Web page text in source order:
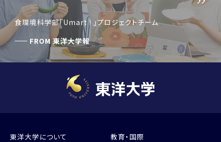
タートしました。
食環境科学部「Umart ! 」プロジェクトチーム
FROM東洋大学報
東洋大学について
教育・国際